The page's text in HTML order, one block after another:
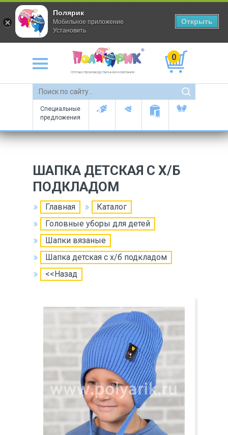
Оптово-производственная компания
0
Специальные
предложения
ШАПКА ДЕТСКАЯ С Х/Б
ПОДКЛАДОМ
Главная
Каталог
Головные уборы для детей
Шапки вязаные
Шапка детская с х/б подкладом
<<Назад
Полярик
Мобильное приложение
Установить
Открыть